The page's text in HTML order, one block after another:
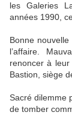
les Galeries
années 1990,
Bonne
l’affaire.
renoncer à
Bastion, siège
Sacré dilemme
de tomber